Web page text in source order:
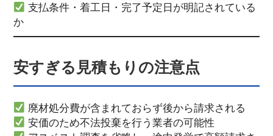
支払条件・着工日・完了予定日が明記されている
か
安すぎる見積もりの注意点
廃材処分費が含まれておらず後から請求される
安価のため不法投棄を行う業者の可能性